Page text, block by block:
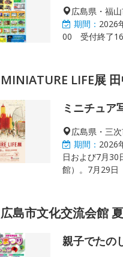
広島県・福
期間： 2026
00 受付終了
MINIATURE LIFE展
ミニチュア
広島県・三
期間： 2026
日および7月30
館）。7月29日
広島市文化交流会館
親子でたの